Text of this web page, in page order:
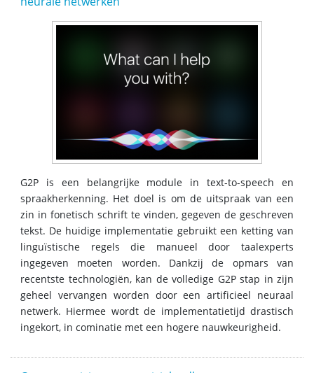
G2P is een belangrijke module in text-to-speech en
spraakherkenning. Het doel is om de uitspraak van een
zin in fonetisch schrift te vinden, gegeven de geschreven
tekst. De huidige implementatie gebruikt een ketting van
linguïstische regels die manueel door taalexperts
ingegeven moeten worden. Dankzij de opmars van
recentste technologiën, kan de volledige G2P stap in zijn
geheel vervangen worden door een artificieel neuraal
netwerk. Hiermee wordt de implementatietijd drastisch
ingekort, in cominatie met een hogere nauwkeurigheid.